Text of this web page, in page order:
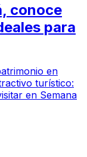
conoce
para
en
turístico:
en Semana